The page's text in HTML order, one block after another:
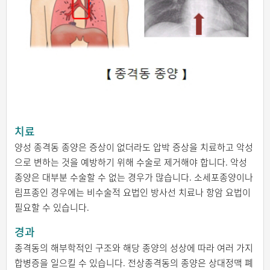
치료
양성 종격동 종양은 증상이 없더라도 압박 증상을 치료하고 악성
으로 변하는 것을 예방하기 위해 수술로 제거해야 합니다. 악성
종양은 대부분 수술할 수 없는 경우가 많습니다. 소세포종양이나
림프종인 경우에는 비수술적 요법인 방사선 치료나 항암 요법이
필요할 수 있습니다.
경과
종격동의 해부학적인 구조와 해당 종양의 성상에 따라 여러 가지
합병증을 일으킬 수 있습니다. 전상종격동의 종양은 상대정맥 폐